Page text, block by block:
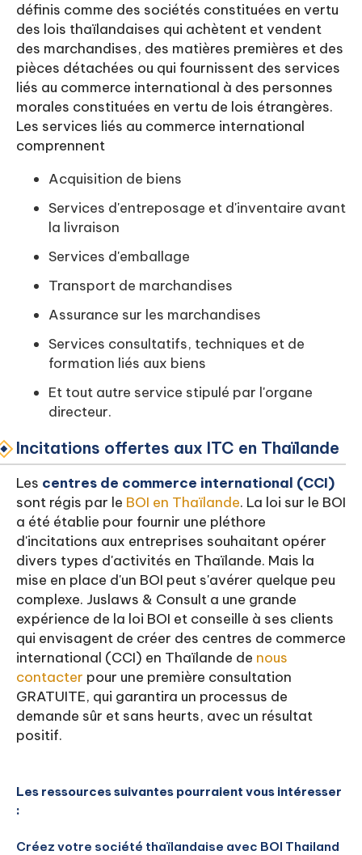
définis comme des sociétés constituées en vertu
des lois thaïlandaises qui achètent et vendent
des marchandises, des matières premières et des
pièces détachées ou qui fournissent des services
liés au commerce international à des personnes
morales constituées en vertu de lois étrangères.
Les services liés au commerce international
comprennent
Acquisition de biens
Services d'entreposage et d'inventaire avant
la livraison
Services d'emballage
Transport de marchandises
Assurance sur les marchandises
Services consultatifs, techniques et de
formation liés aux biens
Et tout autre service stipulé par l'organe
directeur.
Incitations offertes aux ITC en Thaïlande
Les centres de commerce international (CCI)
sont régis par le BOI en Thaïlande. La loi sur le BOI
a été établie pour fournir une pléthore
d'incitations aux entreprises souhaitant opérer
divers types d'activités en Thaïlande. Mais la
mise en place d'un BOI peut s'avérer quelque peu
complexe. Juslaws & Consult a une grande
expérience de la loi BOI et conseille à ses clients
qui envisagent de créer des centres de commerce
international (CCI) en Thaïlande de nous
contacter pour une première consultation
GRATUITE, qui garantira un processus de
demande sûr et sans heurts, avec un résultat
positif.
Les ressources suivantes pourraient vous intéresser
:
Créez votre société thaïlandaise avec BOI Thailand